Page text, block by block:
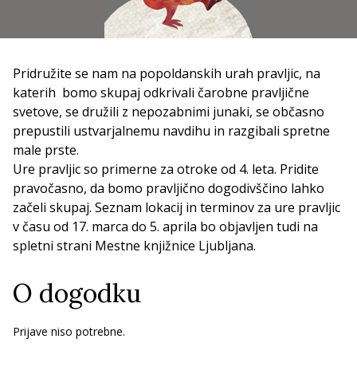
Pridružite se nam na popoldanskih urah pravljic, na
katerih bomo skupaj odkrivali čarobne pravljične
svetove, se družili z nepozabnimi junaki, se občasno
prepustili ustvarjalnemu navdihu in razgibali spretne
male prste.
Ure pravljic so primerne za otroke od 4. leta. Pridite
pravočasno, da bomo pravljično dogodivščino lahko
začeli skupaj. Seznam lokacij in terminov za ure pravljic
v času od 17. marca do 5. aprila bo objavljen tudi na
spletni strani Mestne knjižnice Ljubljana.
O dogodku
Prijave niso potrebne.